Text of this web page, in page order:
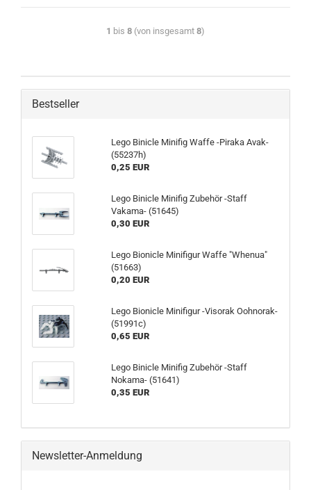
1 bis 8 (von insgesamt 8)
Bestseller
Lego Binicle Minifig Waffe -Piraka Avak-
(55237h)
0,25 EUR
Lego Binicle Minifig Zubehör -Staff
Vakama- (51645)
0,30 EUR
Lego Bionicle Minifigur Waffe "Whenua"
(51663)
0,20 EUR
Lego Bionicle Minifigur -Visorak Oohnorak-
(51991c)
0,65 EUR
Lego Binicle Minifig Zubehör -Staff
Nokama- (51641)
0,35 EUR
Newsletter-Anmeldung